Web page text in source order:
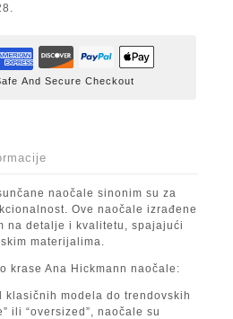
And Secure Checkout
naočale sinonim su za
Ove naočale izrađene
na detalje i kvalitetu, spajajući
materijalima.
krase Ana Hickmann naočale:
klasičnih modela do trendovskih
ili “oversized”, naočale su